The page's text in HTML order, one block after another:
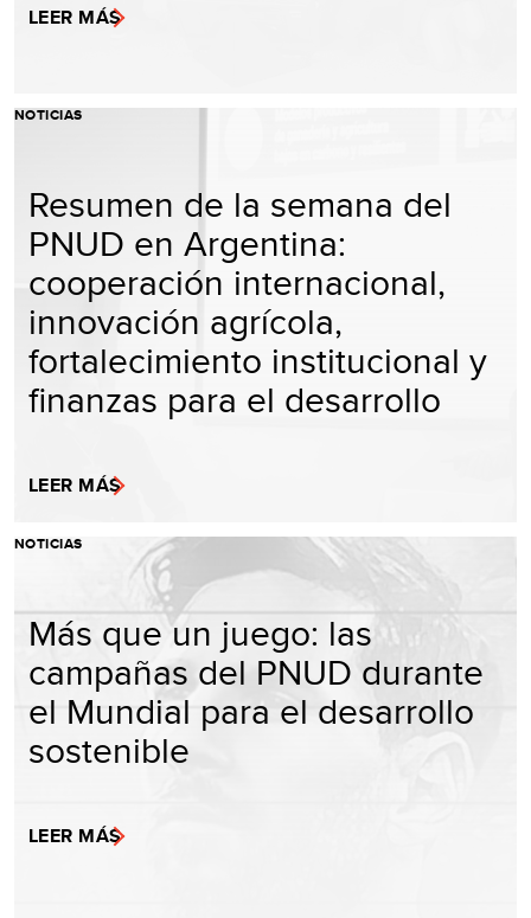
LEER MÁS
NOTICIAS
Resumen de la semana del
PNUD en Argentina:
cooperación internacional,
innovación agrícola,
fortalecimiento institucional y
finanzas para el desarrollo
LEER MÁS
NOTICIAS
Más que un juego: las
campañas del PNUD durante
el Mundial para el desarrollo
sostenible
LEER MÁS